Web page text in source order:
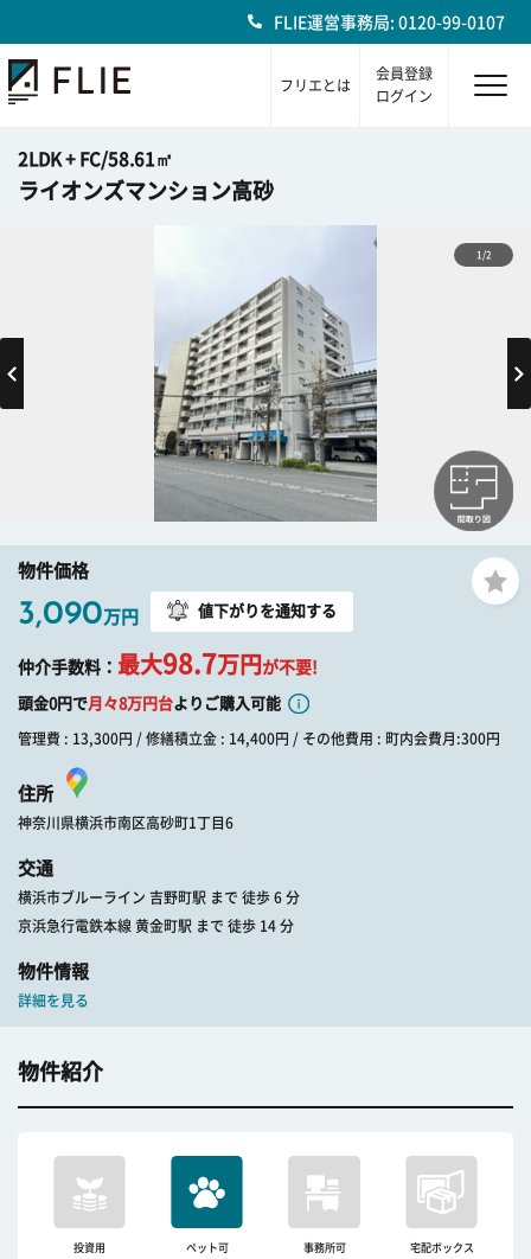
FLIE運営事務局: 0120-99-0107
フリエとは
会員登録
ログイン
2LDK + FC/58.61㎡
ライオンズマンション高砂
1/2
物件価格
3,090万円 値下がりを通知する
仲介手数料： 最大98.7万円 が不要!
頭金0円で月々8万円台よりご購入可能
管理費 : 13,300円 / 修繕積立金 : 14,400円 / その他費用 : 町内会費月:300円
住所
神奈川県横浜市南区高砂町1丁目6
交通
横浜市ブルーライン 吉野町駅 まで 徒歩 6 分
京浜急行電鉄本線 黄金町駅 まで 徒歩 14 分
物件情報
詳細を見る
物件紹介
投資用 ペット可 事務所可 宅配ボックス